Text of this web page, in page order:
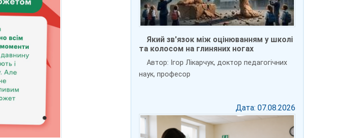
Який зв'язок між оцінюванням у школі
та колосом на глиняних ногах
Автор: Ігор Лікарчук, доктор педагогічних
наук, професор
Дата: 07.08.2026